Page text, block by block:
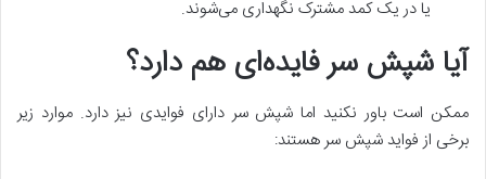
یا در یک کمد مشترک نگهداری می­‌شوند.
آیا شپش سر فایده‌­ای هم دارد؟
ممکن است باور نکنید اما شپش سر دارای فوایدی نیز دارد. موارد زیر
برخی از فواید شپش سر هستند: